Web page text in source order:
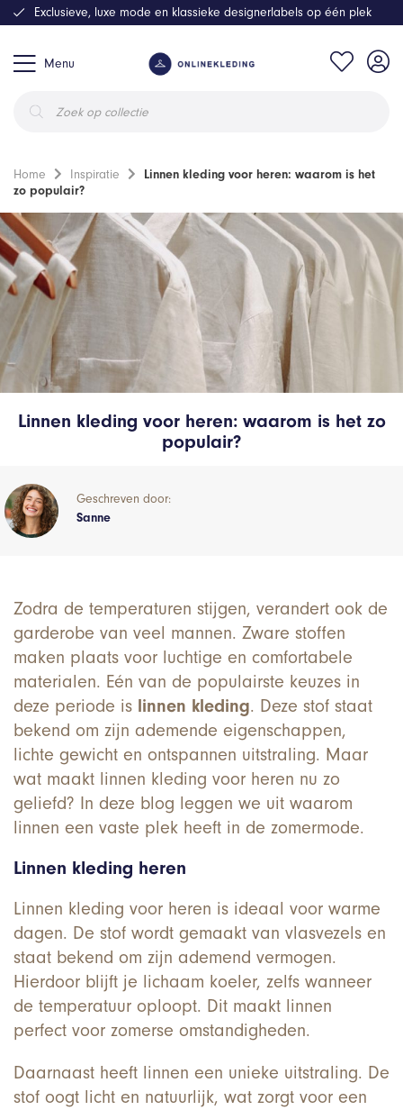
Menu
zoeken
Exclusieve, luxe mode en klassieke designerlabels op één plek
Home Inspiratie
Linnen kleding voor heren: waarom is het
zo populair?
Linnen kleding voor heren: waarom is het zo
populair?
Geschreven door:
Sanne
Zodra de temperaturen stijgen, verandert ook de
garderobe van veel mannen. Zware stoffen
maken plaats voor luchtige en comfortabele
materialen. Eén van de populairste keuzes in
deze periode is linnen kleding. Deze stof staat
bekend om zijn ademende eigenschappen,
lichte gewicht en ontspannen uitstraling. Maar
wat maakt linnen kleding voor heren nu zo
geliefd? In deze blog leggen we uit waarom
linnen een vaste plek heeft in de zomermode.
Linnen kleding heren
Linnen kleding voor heren is ideaal voor warme
dagen. De stof wordt gemaakt van vlasvezels en
staat bekend om zijn ademend vermogen.
Hierdoor blijft je lichaam koeler, zelfs wanneer
de temperatuur oploopt. Dit maakt linnen
perfect voor zomerse omstandigheden.
Daarnaast heeft linnen een unieke uitstraling. De
stof oogt licht en natuurlijk, wat zorgt voor een